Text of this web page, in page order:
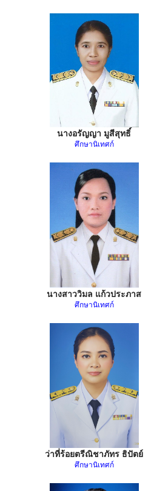
นางอรัญญา มูสีสุทธิ์
ศึกษานิเทศก์
นางสาววิมล แก้วประภาส
ศึกษานิเทศก์
ว่าที่ร้อยตรีณิชาภัทร ธิปัตย์
ศึกษานิเทศก์